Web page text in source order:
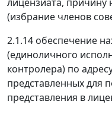
лицензиата, причину
(избрание членов
2.1.14 обеспечение
(единоличного
контролера) по
представленных для
представления в